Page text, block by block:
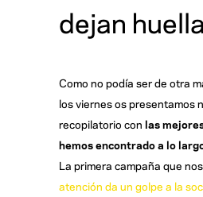
dejan huella
Como no podía ser de otra
los viernes os presentamos
recopilatorio con las
hemos encontrado a lo
La primera campaña que
atención da un golpe a la